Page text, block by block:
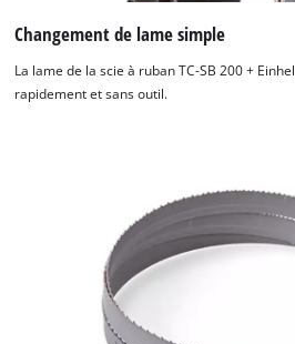
Changement de lame simple
La lame de la scie à ruban TC-SB 200 +
rapidement et sans outil.